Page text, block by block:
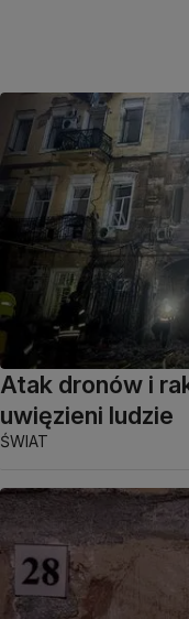
Atak dronów i
uwięzieni ludzie
ŚWIAT